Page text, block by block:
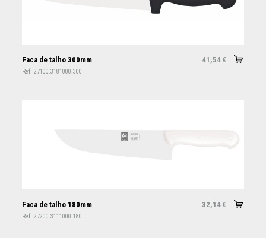
Faca de talho 300mm 41,54 €
Ref: 27100.3181000.300
Faca de talho 180mm 32,14 €
Ref: 27200.3111000.180